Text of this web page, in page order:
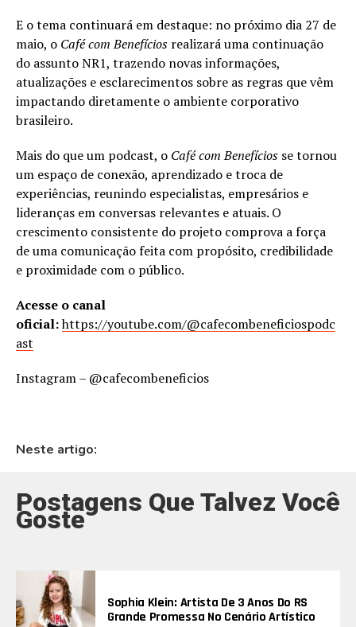
E o tema continuará em destaque: no próximo dia 27 de
maio, o Café com Benefícios realizará uma continuação
do assunto NR1, trazendo novas informações,
atualizações e esclarecimentos sobre as regras que vêm
impactando diretamente o ambiente corporativo
brasileiro.
Mais do que um podcast, o Café com Benefícios se tornou
um espaço de conexão, aprendizado e troca de
experiências, reunindo especialistas, empresários e
lideranças em conversas relevantes e atuais. O
crescimento consistente do projeto comprova a força
de uma comunicação feita com propósito, credibilidade
e proximidade com o público.
Acesse o canal
oficial:https://youtube.com/@cafecombeneficiospodc
ast
Instagram – @cafecombeneficios
Neste artigo:
Postagens Que Talvez Você
Goste
Sophia Klein: Artista De 3 Anos Do RS
Grande Promessa No Cenário Artístico